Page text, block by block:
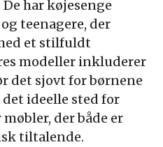
har køjesenge
teenagere, der
et stilfuldt
modeller inkluderer
det sjovt for børnene
det ideelle sted for
der både er
tiltalende.